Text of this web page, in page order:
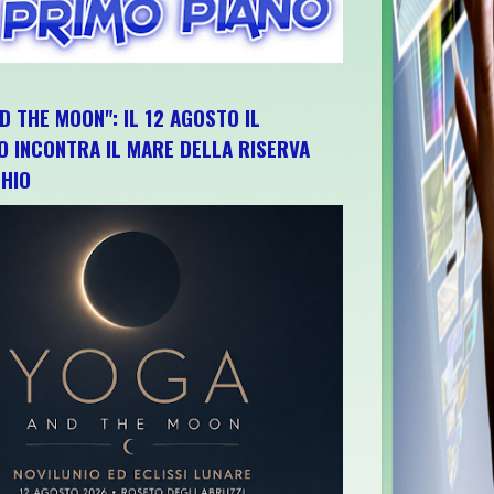
THE MOON": IL 12 AGOSTO IL
INCONTRA IL MARE DELLA RISERVA